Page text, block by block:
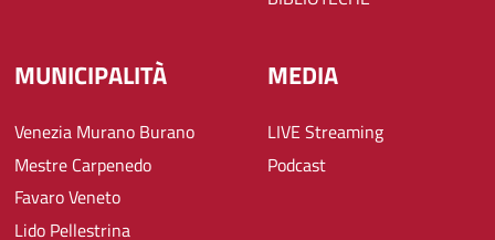
MUNICIPALITÀ
Venezia Murano Burano
Mestre Carpenedo
Favaro Veneto
Lido Pellestrina
MEDIA
LIVE Streaming
Podcast